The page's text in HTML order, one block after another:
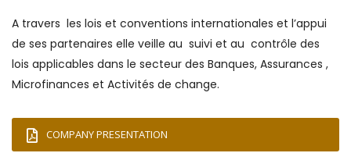
A travers les lois et conventions internationales et l’appui
de ses partenaires elle veille au suivi et au contrôle des
lois applicables dans le secteur des Banques, Assurances ,
Microfinances et Activités de change.
COMPANY PRESENTATION